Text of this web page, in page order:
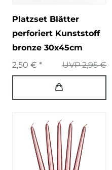
Platzset Blätter
perforiert Kunststoff
bronze 30x45cm
UVP 2,95 €
2,50 € *